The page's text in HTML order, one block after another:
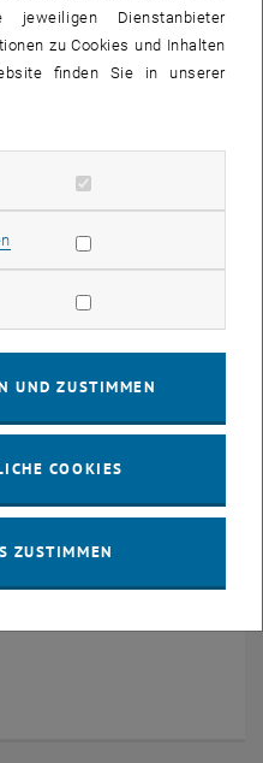
Dienstanbieter
zu Cookies und Inhalten
finden Sie in unserer
Cookies zulassen
Statistik Cookies zulassen
Cookies zulassen
UND ZUSTIMMEN
COOKIES
ZUSTIMMEN